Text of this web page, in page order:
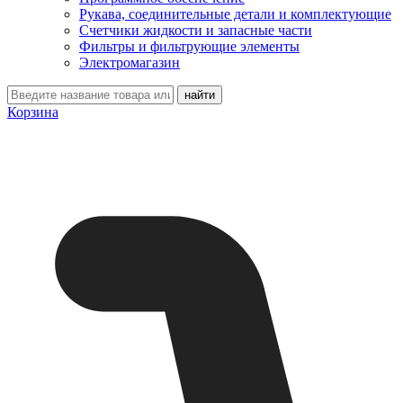
Рукава, соединительные детали и комплектующие
Счетчики жидкости и запасные части
Фильтры и фильтрующие элементы
Электромагазин
Корзина